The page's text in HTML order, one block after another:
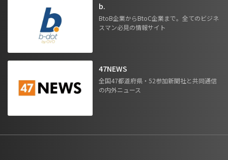
b.
BtoB企業からBtoC企業まで。全てのビジネ
スマン必見の情報サイト
47NEWS
全国47都道府県・52参加新聞社と共同通信
の内外ニュース